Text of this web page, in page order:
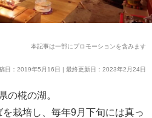
本記事は一部にプロモーションを含みます
日：2019年5月16日 | 最終更新日：2023年2月24日
の椛の湖。
栽培し、毎年9月下旬には真っ